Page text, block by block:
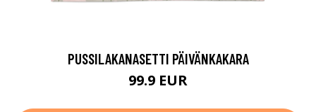
PUSSILAKANASETTI PÄIVÄNKAKARA
99.9 EUR